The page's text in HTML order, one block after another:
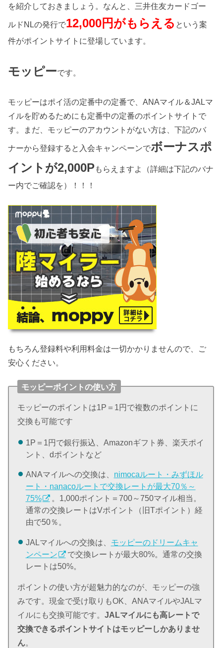
を紹介しておきましょう。なんと、三井住友カードゴー
ルドNLの発行で12,000円がもらえる という案
件がポイントサイトに登場しています。
モッピーです。
モッピーはポイ活の定番中の定番で、ANAマイル＆JALマ
イルを貯めるためにも定番中の定番のポイントサイトで
す。まだ、モッピーのアカウントがない方は、下記のバ
ナーから登録すると入会キャンペーンでボーナスポ
イントが2,000Pもらえますよ（詳細は下記のバナ
ー内でご確認を）！！！
もちろん登録料や利用料金は一切かかりませんので、ご
安心ください。
モッピーポイントの使い方
モッピーのポイントは1P＝1円で複数のポイントに
交換も可能です
1P＝1円で銀行振込、Amazonギフト券、楽天ポイ
ント、dポイントなど
ANAマイルへの交換は、 nimocaルート・みずほル
ート・nanacoルートで交換レートが最大70％～
75%
。1,000ポイント＝700～750マイル相当。
通常の交換レートはVポイント（旧Tポイント）経
由で50％。
JALマイルへの交換は、 モッピーのドリームキャ
ンペーン
で交換レートが最大80%。通常の交換
レートは50%。
ポイントの使い方が超魅力的なのが、モッピーの強
みです。現金で受け取りもOK、ANAマイルやJALマ
イルにも交換可能です。JALマイルにも高レートで
交換できるポイントサイトはモッピーしかありませ
ん。